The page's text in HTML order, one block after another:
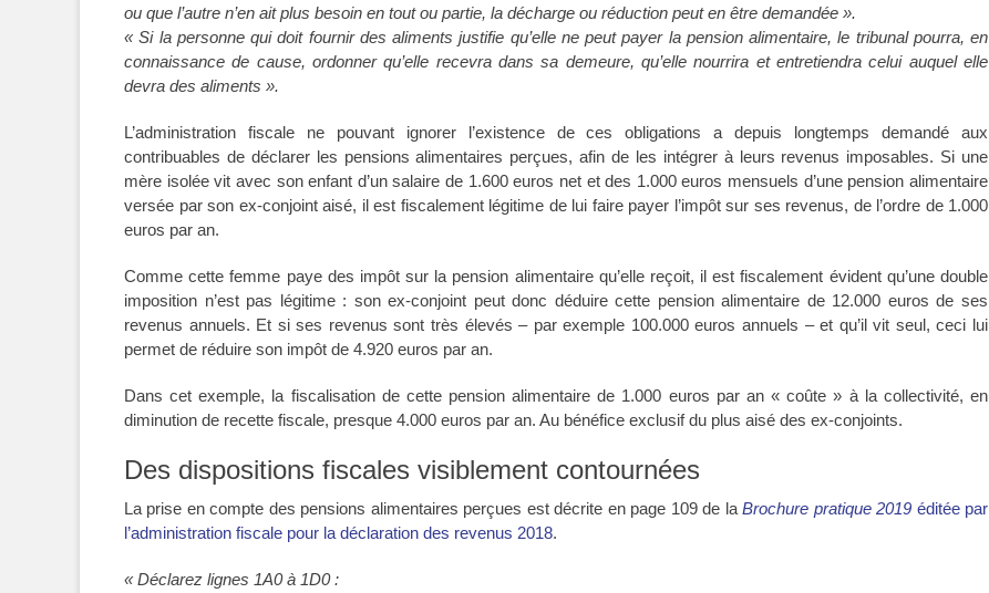
ou que l’autre n’en ait plus besoin en tout ou partie, la décharge ou réduction peut en être demandée ».
« Si la personne qui doit fournir des aliments justifie qu’elle ne peut payer la pension alimentaire, le tribunal pourra, en
connaissance de cause, ordonner qu’elle recevra dans sa demeure, qu’elle nourrira et entretiendra celui auquel elle
devra des aliments ».
L’administration fiscale ne pouvant ignorer l’existence de ces obligations a depuis longtemps demandé aux
contribuables de déclarer les pensions alimentaires perçues, afin de les intégrer à leurs revenus imposables. Si une
mère isolée vit avec son enfant d’un salaire de 1.600 euros net et des 1.000 euros mensuels d’une pension alimentaire
versée par son ex-conjoint aisé, il est fiscalement légitime de lui faire payer l’impôt sur ses revenus, de l’ordre de 1.000
euros par an.
Comme cette femme paye des impôt sur la pension alimentaire qu’elle reçoit, il est fiscalement évident qu’une double
imposition n’est pas légitime : son ex-conjoint peut donc déduire cette pension alimentaire de 12.000 euros de ses
revenus annuels. Et si ses revenus sont très élevés – par exemple 100.000 euros annuels – et qu’il vit seul, ceci lui
permet de réduire son impôt de 4.920 euros par an.
Dans cet exemple, la fiscalisation de cette pension alimentaire de 1.000 euros par an « coûte » à la collectivité, en
diminution de recette fiscale, presque 4.000 euros par an. Au bénéfice exclusif du plus aisé des ex-conjoints.
Des dispositions fiscales visiblement contournées
La prise en compte des pensions alimentaires perçues est décrite en page 109 de laBrochure pratique 2019 éditée par
l’administration fiscale pour la déclaration des revenus 2018.
« Déclarez lignes 1A0 à 1D0 :